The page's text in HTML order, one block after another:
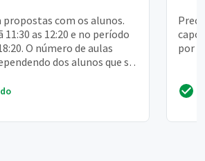
propostas com os alunos.
as 12:20 e no período
O número de aulas
dos alunos que se
por